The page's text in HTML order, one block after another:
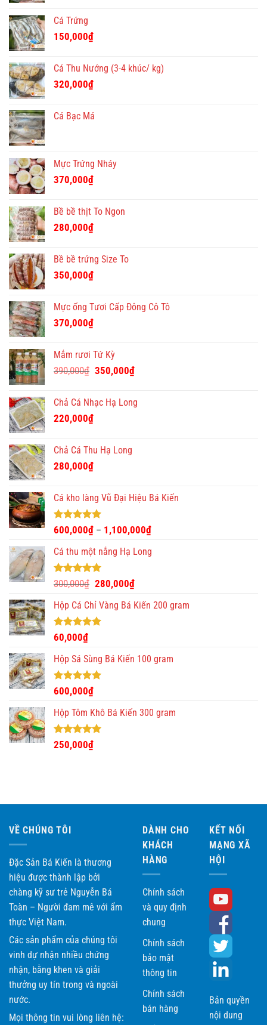
Cá Trứng
150,000₫
Cá Thu Nướng (3-4 khúc/ kg)
320,000₫
Cá Bạc Má
Mực Trứng Nháy
370,000₫
Bề bề thịt To Ngon
280,000₫
Bề bề trứng Size To
350,000₫
Mực ống Tươi Cấp Đông Cô Tô
370,000₫
Mắm rươi Tứ Kỳ
390,000₫ Giá
390,000₫.
350,000₫Giá
là:
Chả Cá Nhạc Hạ Long
220,000₫
Chả Cá Thu Hạ Long
280,000₫
Cá kho làng Vũ Đại Hiệu Bá Kiến
Được xếp
hạng
4.93
5 sao
600,000₫ – 1,100,000₫
Cá thu một nắng Hạ Long
Được xếp
hạng
5.00
5 sao
300,000₫ Giá
là:
300,000₫.
280,000₫Giá
tại
Hộp Cá Chỉ Vàng Bá Kiến 200 gram
Được xếp
hạng
5.00
5 sao
60,000₫
Hộp Sá Sùng Bá Kiến 100 gram
Được xếp
hạng
5.00
5 sao
600,000₫
Hộp Tôm Khô Bá Kiến 300 gram
Được xếp
hạng
5.00
250,000₫
VỀ CHÚNG TÔI
Đặc Sản Bá Kiến là thương
hiệu được thành lập bởi
chàng kỹ sư trẻ Nguyễn Bá
Toàn – Người đam mê với ẩm
thực Việt Nam.
Các sản phẩm của chúng tôi
vinh dự nhận nhiều chứng
nhận, bằng khen và giải
thưởng uy tín trong và ngoài
nước.
Mọi thông tin vui lòng liên hệ:
DÀNH CHO
KHÁCH
HÀNG
Chính sách
và quy định
chung
Chính sách
bảo mật
thông tin
Chính sách
bán hàng
KẾT NỐI
MẠNG XÃ
HỘI
Bản quyền
nội dung